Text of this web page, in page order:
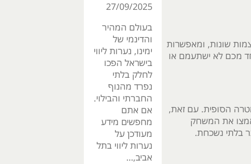
שונות, ומאפשרות
מכם לא ישתעמם או
הסופית. עם זאת,
את המשחק
בלתי נשכחת.
27/09/2025
בעולם המהיר
והדינמי של
ימינו, נערות ליווי
בישראל הפכו
לחלק בלתי
נפרד מהנוף
החברתי והבילוי.
אם אתם
מחפשים מידע
מעודכן על
נערות ליווי בתל
אביב,…